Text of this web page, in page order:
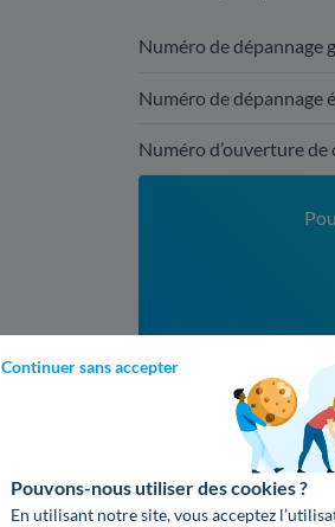
Continuer sans accepter
Pouvons-nous utiliser des cookies ?
En utilisant notre site, vous acceptez
Numéro de dépannage
Numéro de dépannage
Numéro d’ouverture
2. Offres de
Le catalogue d'offres
de prendre votre